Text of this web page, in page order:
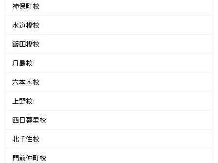
神保町校
水道橋校
飯田橋校
月島校
六本木校
上野校
西日暮里校
北千住校
門前仲町校